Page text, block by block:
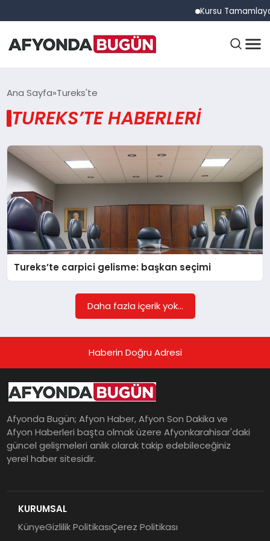
Kursu
ANASAYFA
EĞITIM
DÜNYA
EKONOMI
SIYASET
SPOR
Ana Sayfa Tureks'te
TUREKS’TE HABERLERI
Tureks’te carpici gelisme: başkan seçimi
Daha fazla içerik yok...
Haberin Doğru Adresi
Afyonda Bugün; Afyon Haber, Afyon Son Dakika ve
Afyon Haberleri başta olmak üzere Afyonkarahisar'daki
güncel gelişmeleri anlık olarak takip edebileceğiniz
yerel haber sitesidir.
KURUMSAL
KünyeGizlilik PolitikasıÇerez Politikası